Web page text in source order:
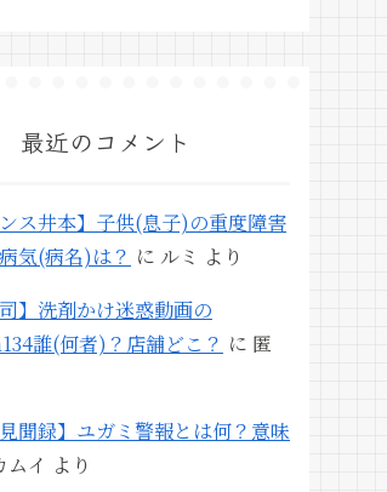
最近のコメント
ンス井本】子供(息子)の重度障害
気(病名)は？ に ルミ より
司】洗剤かけ迷惑動画の
誰(何者)？店舗どこ？ に 匿
見聞録】ユガミ警報とは何？意味
ムイ より